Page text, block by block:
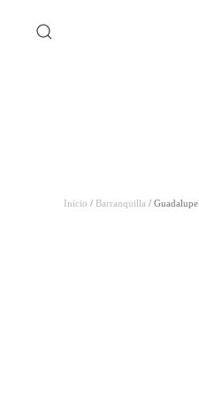
Ir al contenido principal
Inicio / Barranquilla / Guadalupe